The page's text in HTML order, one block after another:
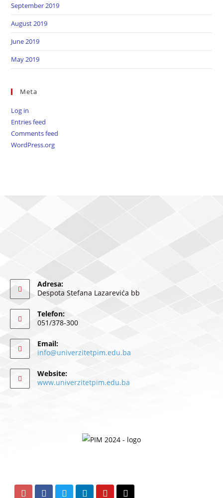
September 2019
August 2019
June 2019
May 2019
Meta
Log in
Entries feed
Comments feed
WordPress.org
Adresa:
Despota Stefana Lazarevića bb
Telefon:
051/378-300
Email:
info@univerzitetpim.edu.ba
Website:
www.univerzitetpim.edu.ba